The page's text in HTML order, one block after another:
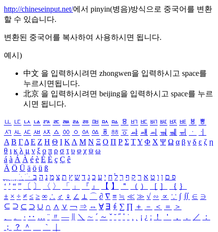
http://chineseinput.net/에서 pinyin(병음)방식으로 중국어를 변환
할 수 있습니다.
변환된 중국어를 복사하여 사용하시면 됩니다.
예시)
中文 을 입력하시려면 zhongwen을 입력하시고 space를
누르시면됩니다.
北京 을 입력하시려면 beijing을 입력하시고 space를 누르
시면 됩니다.
ㅥ ㅦ ㅧ ㅨ ㅩ ㅪ ㅫ ㅬ ㅭ ㅮ ㅯ ㅰ ㅱ ㅲ ㅳ ㅴ ㅵ ㅶ ㅷ ㅸ
ㅹ
ㅺ ㅻ ㅼ ㅽ ㅾ ㅿ ㆀ ㆁ ㆂ ㆃ ㆄ ㆅ ㆆ ㆇ ㆈ ㆉ ㆊ ㆋ ㆌ ㆍ
ㆎ
Α Β ΓΔ Ε Ζ Η Θ Ι ΚΛ Μ Ν Ξ Ο Π Ρ Σ ΤΥ Φ Χ Ψ Ω α β γ δ ε ζ η
θ ι κ λ μ ν ξ ο π ρ σ τ υ φ χ ψ ω
á à Á À é è É È ç Ç ê
Ä Ö Ü ä ö ü ß
ִֶֹ ֻּ ׁׂ פ ם ן ו ט א ר ק ף ך ל ח י ע כ ג ד ש ץ ת צ מ נ ה ב
‘ ’ “ ” 〔 〕 〈 〉 「 」 『 』 【 】 ＂ （ ） ［ ］ ｛ ｝
± × ÷ ≠ ≤ ≥ ∞ ∴ ♂ ♀ ∠ ⊥ ⌒ ∂ ∇ ≡ ≒ ≪ ≫ √ ∽ ∝ ∵ ∫ ∬ ∈ ∋
⊆ ⊇ ⊂ ⊃ ∪ ∩ ∧ ∨ ￢ ⇒ ⇔ ∀ ∃ ∮ ∑ ∏ ＋ － ＜ ＝
＞
、
。 · ‥ … ¨ 〃 ― ＼ ∼ ´ ～ ˇ ˘ ˝ ˚ ˙ ¸ ¡ ¿ ː ！ ＇ ， ． ／
：
；
？ ＾ ｀